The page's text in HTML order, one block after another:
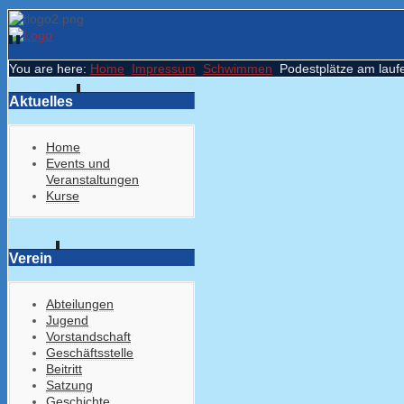
You are here: Home Impressum Schwimmen Podestplätze am
Aktuelles
Home
Events und
Veranstaltungen
Kurse
Verein
Abteilungen
Jugend
Vorstandschaft
Geschäftsstelle
Beitritt
Satzung
Geschichte